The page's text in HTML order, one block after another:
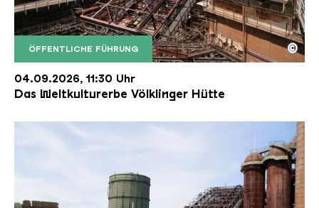
ÖFFENTLICHE FÜHRUNG
Der Erzschrägaufzug der Völklinger Hütte mit
Copyright: Weltkulturerbe Völklinger Hütte | Karl
©
04.09.2026, 11:30 Uhr
Das Weltkulturerbe Völklinger Hütte